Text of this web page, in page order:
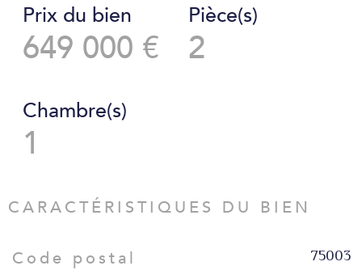
Prix du bien
649 000 €
Pièce(s)
2
Chambre(s)
1
CARACTÉRISTIQUES DU BIEN
Caractéristiques Valeurs
Code postal 75003